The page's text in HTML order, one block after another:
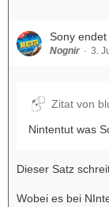
Sony
Nognir 3.
Zitat von
Nintentut was
Dieser Satz
Wobei es bei